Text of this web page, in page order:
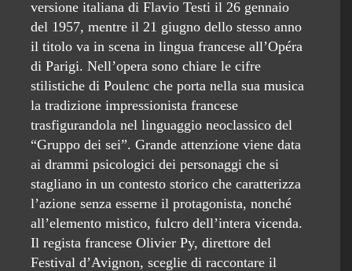
versione italiana di Flavio Testi il 26 gennaio
del 1957, mentre il 21 giugno dello stesso anno
il titolo va in scena in lingua francese all’Opéra
di Parigi. Nell’opera sono chiare le cifre
stilistiche di Poulenc che porta nella sua musica
la tradizione impressionista francese
trasfigurandola nel linguaggio neoclassico del
“Gruppo dei sei”. Grande attenzione viene data
ai drammi psicologici dei personaggi che si
stagliano in un contesto storico che caratterizza
l’azione senza esserne il protagonista, nonché
all’elemento mistico, fulcro dell’intera vicenda.
Il regista francese Olivier Py, direttore del
Festival d’Avignon, sceglie di raccontare il